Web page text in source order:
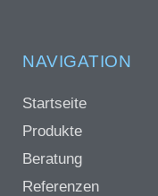
NAVIGATION
Startseite
Produkte
Beratung
Referenzen